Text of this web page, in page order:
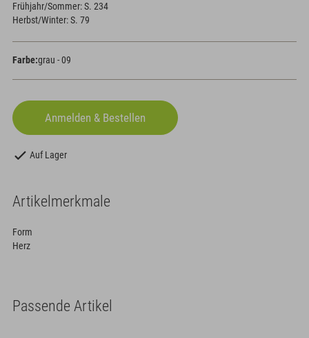
Frühjahr/Sommer: S. 234
Herbst/Winter: S. 79
Farbe:grau - 09
Auf Lager
Artikelmerkmale
Form
Herz
Passende Artikel